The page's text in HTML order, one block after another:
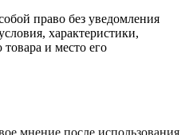
право без уведомления
характеристики,
и место его